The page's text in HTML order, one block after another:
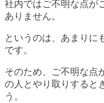
社内ではご不明な点が
ありません。
というのは、あまりに
です。
そのため、ご不明な点
の人とやり取りすると
う。